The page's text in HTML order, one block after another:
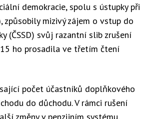
demokracie, spolu s ústupky při
mizivý zájem o vstup do
(ČSSD) svůj razantní slib zrušení
ho prosadila ve třetím čtení
počet účastníků doplňkového
do důchodu. V rámci rušení
změny v penzijním systému.